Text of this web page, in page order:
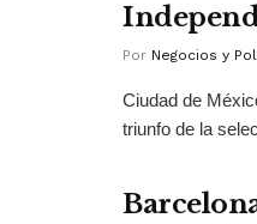
Por Negocios y
Ciudad de
triunfo de la